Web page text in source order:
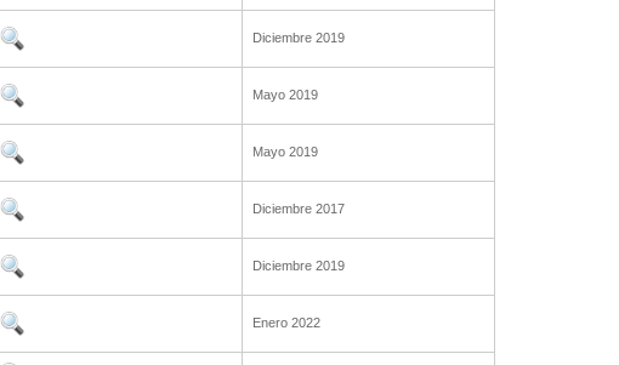
Diciembre 2019
Mayo 2019
Mayo 2019
Diciembre 2017
Diciembre 2019
Enero 2022